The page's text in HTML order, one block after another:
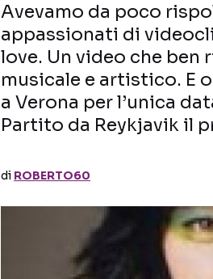
Avevamo da poco
appassionati di
love. Un video che ben
musicale e artistico. E
a Verona per l’unica
Partito da Reykjavik il
di ROBERTO60